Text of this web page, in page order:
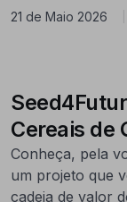
21 de Maio 2026
Cereais de
Conheça, pela
um projeto que
cadeia de valor